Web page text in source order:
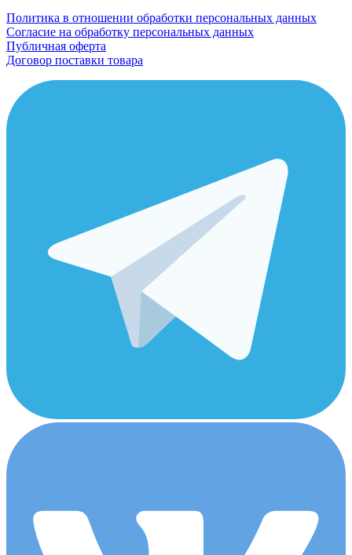
Политика в отношении обработки персональных данных
Согласие на обработку персональных данных
Публичная оферта
Договор поставки товара